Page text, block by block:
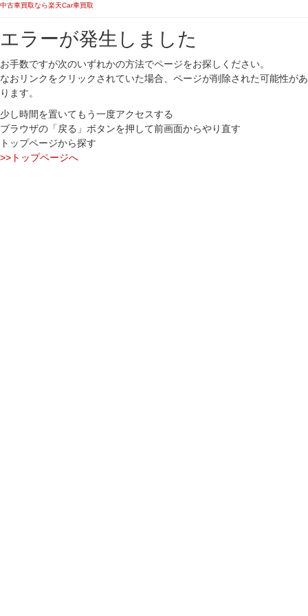
中古車買取なら楽天Car車買取
エラーが発生しました
お手数ですが次のいずれかの方法でページをお探しください。
なおリンクをクリックされていた場合、ページが削除された可能性があ
ります。
少し時間を置いてもう一度アクセスする
ブラウザの「戻る」ボタンを押して前画面からやり直す
トップページから探す
>>トップページへ